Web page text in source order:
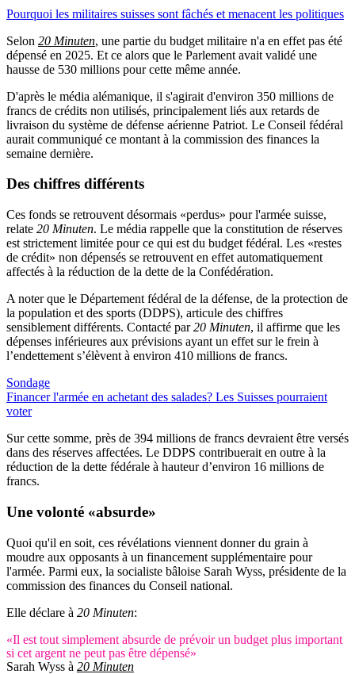
Pourquoi les militaires suisses sont fâchés et menacent les politiques
Selon 20 Minuten, une partie du budget militaire n'a en effet pas été
dépensé en 2025. Et ce alors que le Parlement avait validé une
hausse de 530 millions pour cette même année.
D'après le média alémanique, il s'agirait d'environ 350 millions de
francs de crédits non utilisés, principalement liés aux retards de
livraison du système de défense aérienne Patriot. Le Conseil fédéral
aurait communiqué ce montant à la commission des finances la
semaine dernière.
Des chiffres différents
Ces fonds se retrouvent désormais «perdus» pour l'armée suisse,
relate 20 Minuten. Le média rappelle que la constitution de réserves
est strictement limitée pour ce qui est du budget fédéral. Les «restes
de crédit» non dépensés se retrouvent en effet automatiquement
affectés à la réduction de la dette de la Confédération.
A noter que le Département fédéral de la défense, de la protection de
la population et des sports (DDPS), articule des chiffres
sensiblement différents. Contacté par20 Minuten, il affirme que les
dépenses inférieures aux prévisions ayant un effet sur le frein à
l’endettement s’élèvent à environ 410 millions de francs.
Sondage
Financer l'armée en achetant des salades? Les Suisses pourraient
voter
Sur cette somme, près de 394 millions de francs devraient être versés
dans des réserves affectées. Le DDPS contribuerait en outre à la
réduction de la dette fédérale à hauteur d’environ 16 millions de
francs.
Une volonté «absurde»
Quoi qu'il en soit, ces révélations viennent donner du grain à
moudre aux opposants à un financement supplémentaire pour
l'armée. Parmi eux, la socialiste bâloise Sarah Wyss, présidente de la
commission des finances du Conseil national.
Elle déclare à 20 Minuten:
«Il est tout simplement absurde de prévoir un budget plus important
si cet argent ne peut pas être dépensé»
Sarah Wyss à 20 Minuten